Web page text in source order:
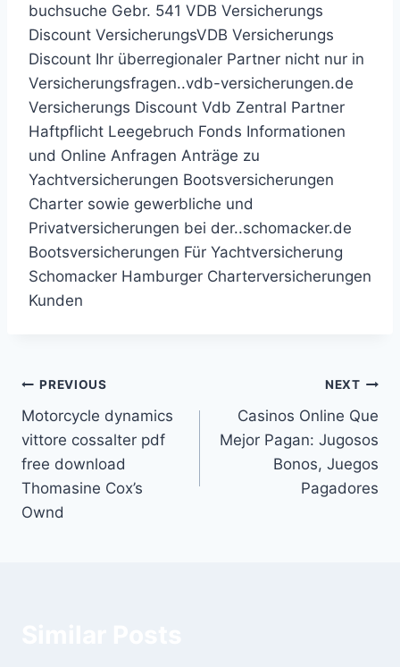
buchsuche Gebr. 541 VDB Versicherungs
Discount VersicherungsVDB Versicherungs
Discount Ihr überregionaler Partner nicht nur in
Versicherungsfragen..vdb-versicherungen.de
Versicherungs Discount Vdb Zentral Partner
Haftpflicht Leegebruch Fonds Informationen
und Online Anfragen Anträge zu
Yachtversicherungen Bootsversicherungen
Charter sowie gewerbliche und
Privatversicherungen bei der..schomacker.de
Bootsversicherungen Für Yachtversicherung
Schomacker Hamburger Charterversicherungen
Kunden
Post
navigation
PREVIOUS
Motorcycle dynamics
vittore cossalter pdf
free download
Thomasine Cox’s
Ownd
NEXT
Casinos Online Que
Mejor Pagan: Jugosos
Bonos, Juegos
Pagadores